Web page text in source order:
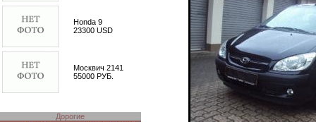
Honda 9
23300 USD
Москвич 2141
55000 РУБ.
Дорогие